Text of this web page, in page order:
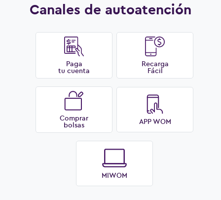
Ver más preguntas
Canales de autoatención
Paga
tu cuenta
Recarga
Fácil
Comprar
bolsas APP WOM
MIWOM